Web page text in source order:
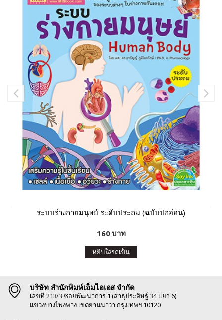
ระบบร่างกายมนุษย์ ระดับประถม (ฉบับปกอ่อน)
160 บาท
หยิบใส่รถเข็น
บริษัท สำนักพิมพ์เอ็มไอเอส จำกัด
เลขที่ 213/3 ซอยพัฒนาการ 1 (สาธุประดิษฐ์ 34 แยก 6)
แขวงบางโพงพาง เขตยานนาวา กรุงเทพฯ 10120